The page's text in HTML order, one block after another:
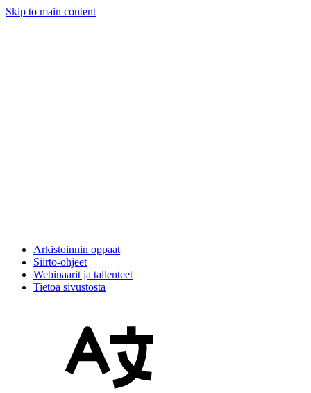
Skip to main content
Arkistoinnin oppaat
Siirto-ohjeet
Webinaarit ja tallenteet
Tietoa sivustosta